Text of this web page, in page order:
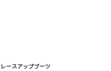
レースアップブーツ